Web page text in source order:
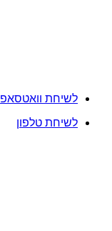
לשיחת וואטסאפ
לשיחת טלפון